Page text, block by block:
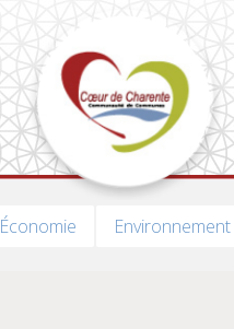
Économie Environnement